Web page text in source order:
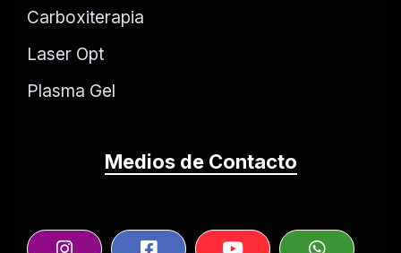
Carboxiterapia
Laser Opt
Plasma Gel
Medios de Contacto